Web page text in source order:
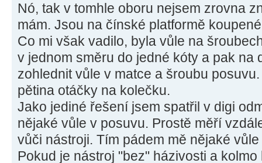
Nó, tak v tomhle oboru nejsem zrovna
mám. Jsou na čínské platformě
Co mi však vadilo, byla vůle na
v jednom směru do jedné kóty a pak na
zohlednit vůle v matce a šroubu
pětina otáčky na kolečku.
Jako jediné řešení jsem spatřil v digi
nějaké vůle v posuvu. Prostě měří
vůči nástroji. Tím pádem mě nějaké
Pokud je nástroj "bez" házivosti a